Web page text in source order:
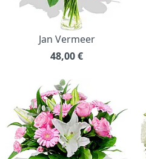
Jan Vermeer
48,00€